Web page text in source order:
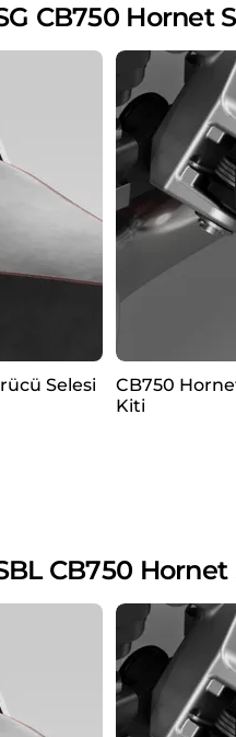
CB750 Hornet
Selesi
CB750
Kiti
CB750